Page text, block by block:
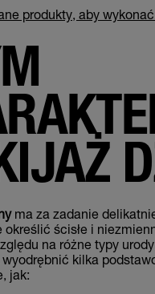
produkty, aby
ma za zadanie
określić ścisłe i
na różne typy
kilka
jak: